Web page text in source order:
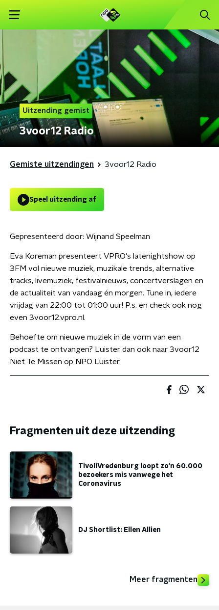
Uitzending gemist
3voor12 Radio
Gemiste uitzendingen 3voor12 Radio
Speel uitzending af
Gepresenteerd door: Wijnand Speelman
Eva Koreman presenteert VPRO's latenightshow op
3FM vol nieuwe muziek, muzikale trends, alternative
tracks, livemuziek, festivalnieuws, concertverslagen en
de actualiteit van vandaag én morgen. Tune in, iedere
vrijdag van 22:00 tot 01:00 uur! P.s. en check ook nog
even 3voor12.vpro.nl.
Behoefte om nieuwe muziek in de vorm van een
podcast te ontvangen? Luister dan ook naar 3voor12
Niet Te Missen op NPO Luister.
Fragmenten uit deze uitzending
TivoliVredenburg loopt zo'n 60.000
bezoekers mis vanwege het
Coronavirus
DJ Shortlist: Ellen Allien
Meer fragmenten